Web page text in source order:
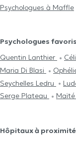
Psychologues à Maffle
Psychologues
Quentin Lanthier
Maria Di Blasi
Seychelles Ledru
Serge Plateau
Hôpitaux à proximité